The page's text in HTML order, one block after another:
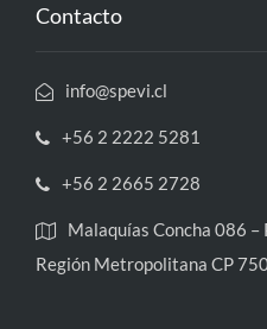
Contacto
info@spevi.cl
+56 2 2222 5281
+56 2 2665 2728
Malaquías Concha 086 –
Región Metropolitana CP